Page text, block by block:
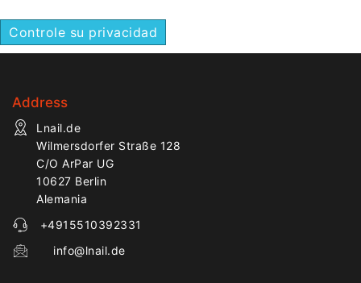
zonas pequeñas. El
mango más largo ofrece
corrección detallada de
uñas naturales o
Controle su privacidad
Address
Lnail.de
Wilmersdorfer Straße 128
C/O ArPar UG
10627 Berlin
Alemania
+4915510392331
info@lnail.de